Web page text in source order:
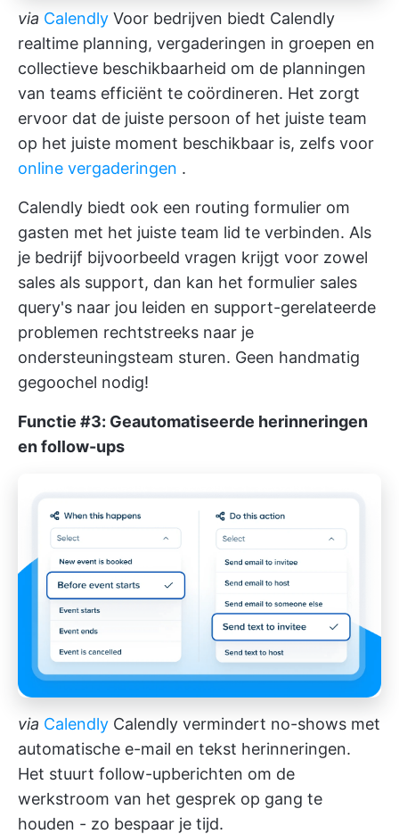
via Calendly Voor bedrijven biedt Calendly
realtime planning, vergaderingen in groepen en
collectieve beschikbaarheid om de planningen
van teams efficiënt te coördineren. Het zorgt
ervoor dat de juiste persoon of het juiste team
op het juiste moment beschikbaar is, zelfs voor
online vergaderingen .
Calendly biedt ook een routing formulier om
gasten met het juiste team lid te verbinden. Als
je bedrijf bijvoorbeeld vragen krijgt voor zowel
sales als support, dan kan het formulier sales
query's naar jou leiden en support-gerelateerde
problemen rechtstreeks naar je
ondersteuningsteam sturen. Geen handmatig
gegoochel nodig!
Functie #3: Geautomatiseerde herinneringen
en follow-ups
via Calendly Calendly vermindert no-shows met
automatische e-mail en tekst herinneringen.
Het stuurt follow-upberichten om de
werkstroom van het gesprek op gang te
houden - zo bespaar je tijd.